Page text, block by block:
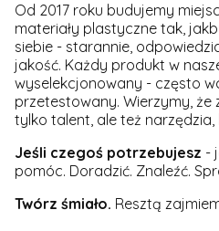
Od 2017 roku budujemy
materiały plastyczne tak,
siebie - starannie,
jakość. Każdy produkt w
wyselekcjonowany - często
przetestowany. Wierzymy,
tylko talent, ale też
Jeśli czegoś potrzebujesz -
pomóc. Doradzić. Znaleźć.
Twórz śmiało. Resztą